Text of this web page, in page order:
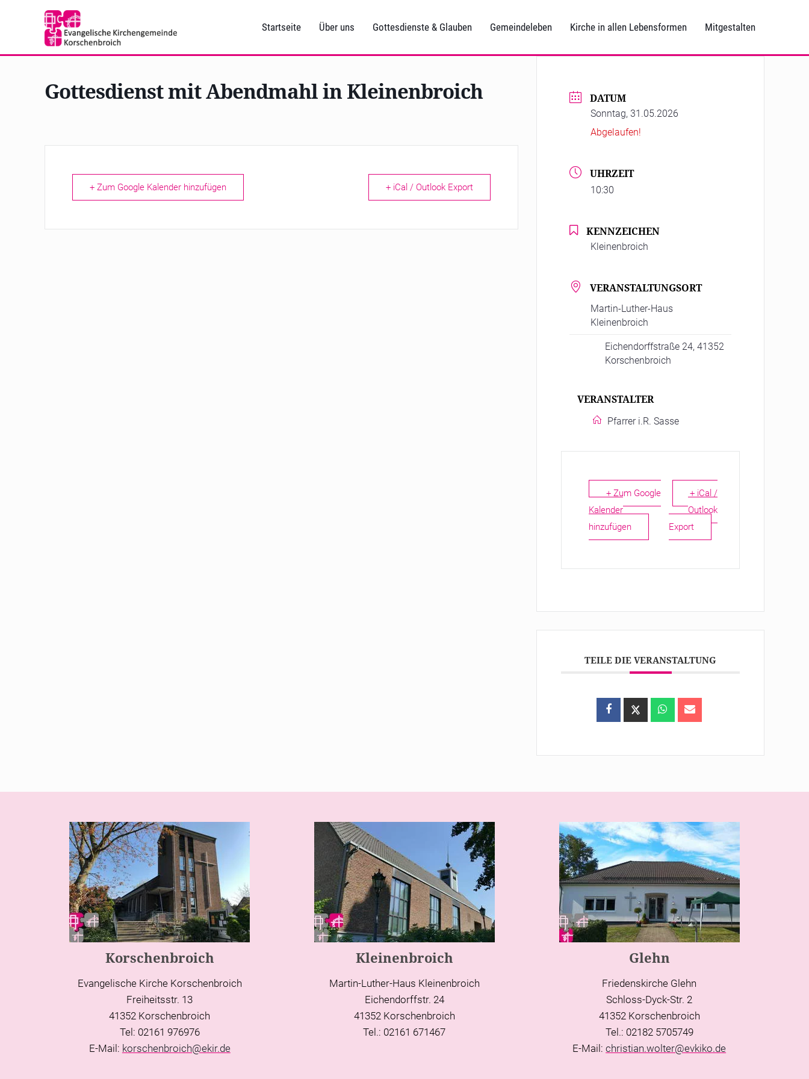
Startseite Über uns Gottesdienste & Glauben Gemeindeleben Kirche in allen Lebensformen Mitgestalten
Gottesdienst mit Abendmahl in Kleinenbroich
+ Zum Google Kalender hinzufügen + iCal / Outlook Export
DATUM
Sonntag, 31.05.2026
Abgelaufen!
UHRZEIT
10:30
KENNZEICHEN
Kleinenbroich
VERANSTALTUNGSORT
Martin-Luther-Haus
Kleinenbroich
Eichendorffstraße 24, 41352
Korschenbroich
VERANSTALTER
Pfarrer i.R. Sasse
+ Zum Google
Kalender
hinzufügen
+ iCal /
Outlook
Export
TEILE DIE VERANSTALTUNG
Korschenbroich
Evangelische Kirche Korschenbroich
Freiheitsstr. 13
41352 Korschenbroich
Tel: 02161 976976
E-Mail: korschenbroich@ekir.de
Kleinenbroich
Martin-Luther-Haus Kleinenbroich
Eichendorffstr. 24
41352 Korschenbroich
Tel.: 02161 671467
Glehn
Friedenskirche Glehn
Schloss-Dyck-Str. 2
41352 Korschenbroich
Tel.: 02182 5705749
E-Mail:christian.wolter@evkiko.de